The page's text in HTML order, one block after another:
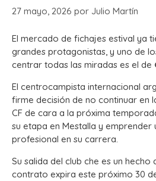
27 mayo, 2026 por Julio Martín
El mercado de fichajes estival ya
grandes protagonistas, y uno de
centrar todas las miradas es el de
El centrocampista internacional
firme decisión de no continuar en
CF de cara a la próxima
su etapa en Mestalla y emprender
profesional en su carrera.
Su salida del club che es un hecho
contrato expira este próximo 30